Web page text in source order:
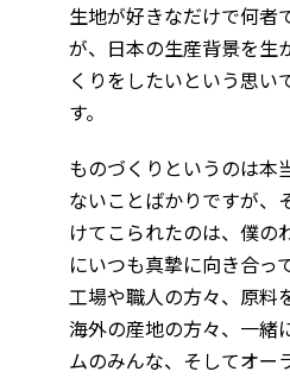
生地が好きなだけで何者
が、日本の生産背景を生
くりをしたいという思い
す。
ものづくりというのは本
ないことばかりですが、
けてこられたのは、僕の
にいつも真摯に向き合っ
工場や職人の方々、原料
海外の産地の方々、一緒
ムのみんな、そしてオー